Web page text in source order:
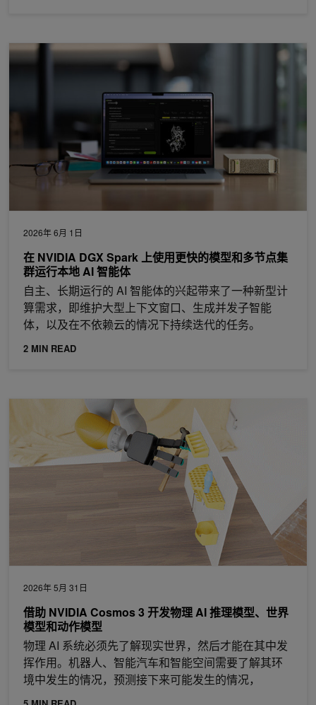
2026年 6月 1日
在 NVIDIA DGX Spark 上使用更快的模型和多节点集
群运行本地 AI 智能体
自主、长期运行的 AI 智能体的兴起带来了一种新型计
算需求，即维护大型上下文窗口、生成并发子智能
体，以及在不依赖云的情况下持续迭代的任务。
2 MIN READ
在 NVIDIA DGX Spark 上使用更快的模型和多节点集群运行本地
2026年 5月 31日
借助 NVIDIA Cosmos 3 开发物理 AI 推理模型、世界
模型和动作模型
物理 AI 系统必须先了解现实世界，然后才能在其中发
挥作用。机器人、智能汽车和智能空间需要了解其环
境中发生的情况，预测接下来可能发生的情况，
借助 NVIDIA Cosmos 3 开发物理 AI 推理模型、世界模型和动作